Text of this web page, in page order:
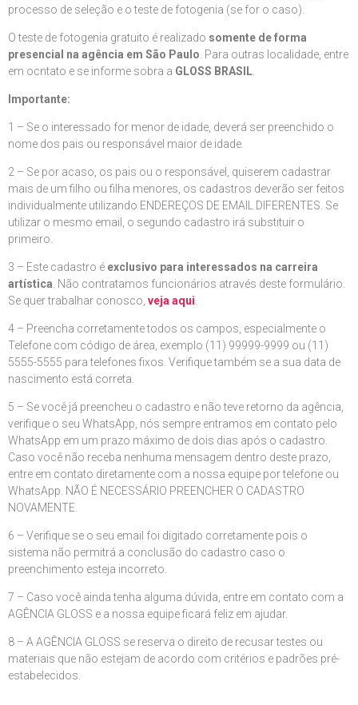
processo de seleção e o teste de fotogenia (se for o caso).
O teste de fotogenia gratuito é realizado somente de forma
presencial na agência em São Paulo . Para outras localidade, entre
em ocntato e se informe sobra a GLOSS BRASIL
Importante:
1 – Se o interessado for menor de idade, deverá ser preenchido o
nome dos pais ou responsável maior de idade.
2 – Se por acaso, os pais ou o responsável, quiserem cadastrar
mais de um filho ou filha menores, os cadastros deverão ser feitos
individualmente utilizando ENDEREÇOS DE EMAIL DIFERENTES. Se
utilizar o mesmo email, o segundo cadastro irá substituir o
primeiro.
3 – Este cadastro é exclusivo para interessados na carreira
artística . Não contratamos funcionários através deste formulário.
Se quer trabalhar conosco, veja aqui
4 – Preencha corretamente todos os campos, especialmente o
Telefone com código de área, exemplo (11) 99999-9999 ou (11)
5555-5555 para telefones fixos. Verifique também se a sua data de
nascimento está correta.
5 – Se você já preencheu o cadastro e não teve retorno da agência,
verifique o seu WhatsApp, nós sempre entramos em contato pelo
WhatsApp em um prazo máximo de dois dias após o cadastro.
Caso você não receba nenhuma mensagem dentro deste prazo,
entre em contato diretamente com a nossa equipe por telefone ou
WhatsApp. NÃO É NECESSÁRIO PREENCHER O CADASTRO
NOVAMENTE.
6 – Verifique se o seu email foi digitado corretamente pois o
sistema não permitrá a conclusão do cadastro caso o
preenchimento esteja incorreto.
7 – Caso você ainda tenha alguma dúvida, entre em contato com a
AGÊNCIA GLOSS e a nossa equipe ficará feliz em ajudar.
8 – A AGÊNCIA GLOSS se reserva o direito de recusar testes ou
materiais que não estejam de acordo com critérios e padrões pré-
estabelecidos.